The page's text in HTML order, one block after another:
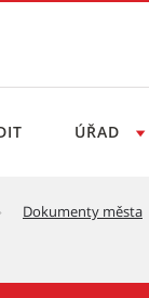
ÚŘAD
Dokumenty města